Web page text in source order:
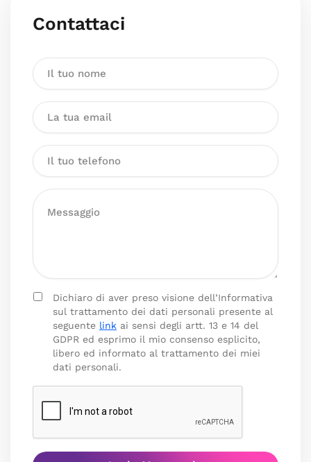
Contattaci
Dichiaro di aver preso visione dell’Informativa
sul trattamento dei dati personali presente al
seguente link ai sensi degli artt. 13 e 14 del
GDPR ed esprimo il mio consenso esplicito,
libero ed informato al trattamento dei miei
dati personali.